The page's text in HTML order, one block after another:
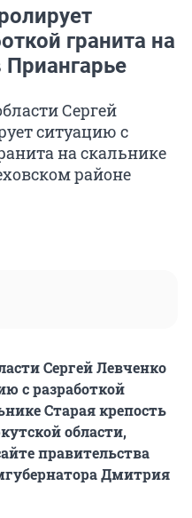
гранита на
Приангарье
Сергей
ситуацию с
на скальнике
районе
Сергей Левченко
с разработкой
Старая крепость
области,
правительства
Дмитрия